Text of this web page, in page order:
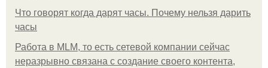
Что говорят когда дарят часы. Почему нельзя дарить
часы
Работа в MLM, то есть сетевой компании сейчас
неразрывно связана с создание своего контента,